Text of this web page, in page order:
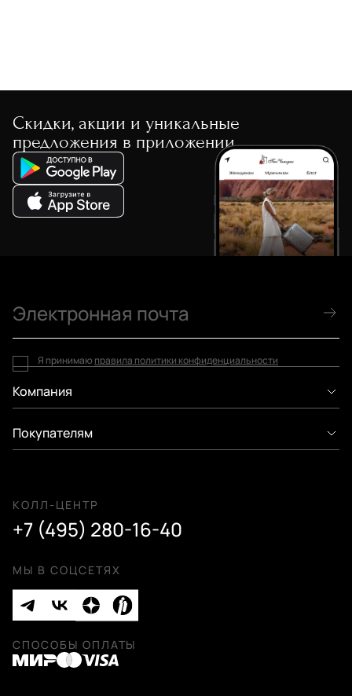
Скидки, акции и уникальные
предложения в приложении
Компания
Покупателям
КОЛЛ-ЦЕНТР
+7 (495) 280-16-40
МЫ В СОЦСЕТЯХ
Я принимаю правила политики конфиденциальности
СПОСОБЫ ОПЛАТЫ